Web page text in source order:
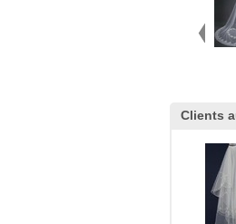
Clients